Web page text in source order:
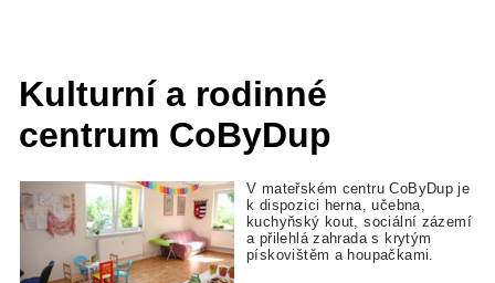
Kulturní a rodinné
centrum CoByDup
V mateřském centru CoByDup je
k dispozici herna, učebna,
kuchyňský kout, sociální zázemí
a přilehlá zahrada s krytým
pískovištěm a houpačkami.